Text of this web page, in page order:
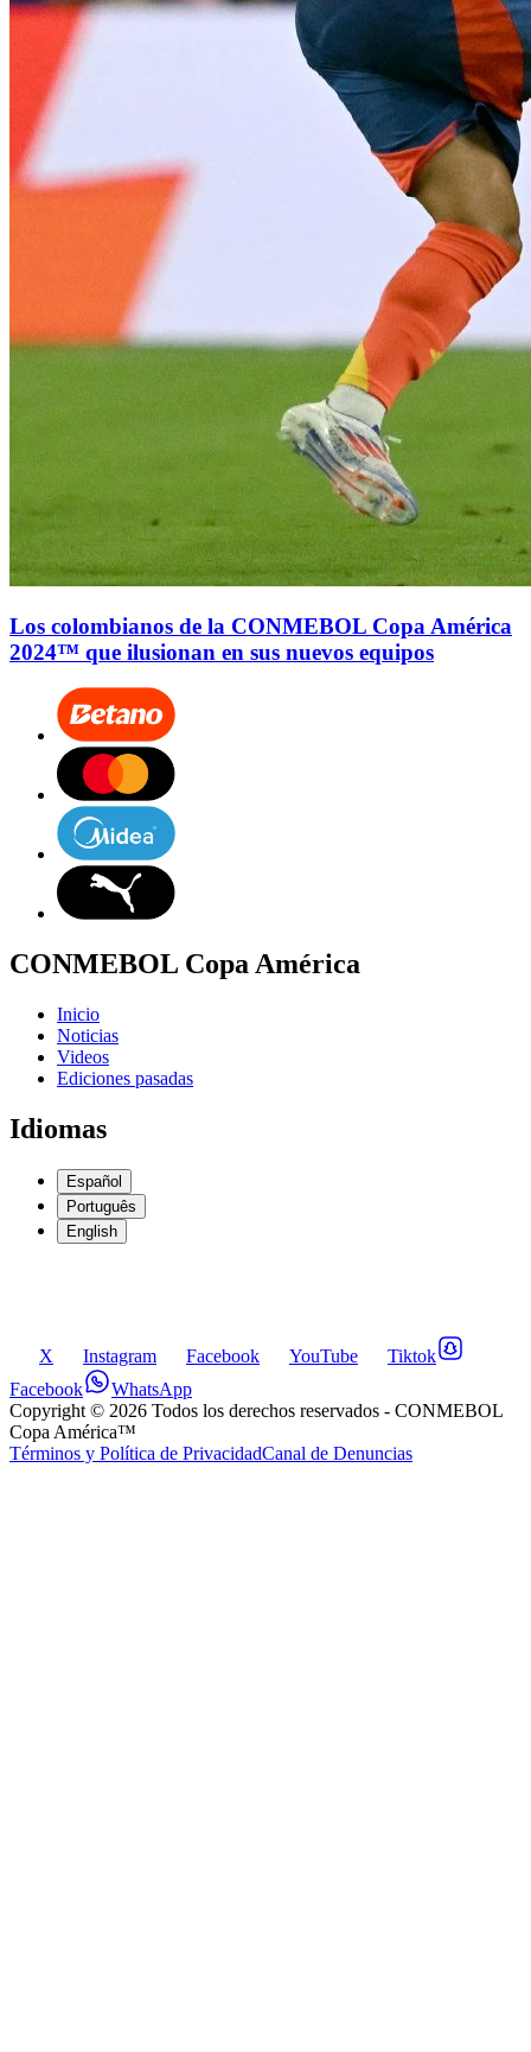
Los colombianos de la CONMEBOL Copa América
2024™ que ilusionan en sus nuevos equipos
CONMEBOL Copa América
Inicio
Noticias
Videos
Ediciones pasadas
Idiomas
Español
Português
English
X Instagram Facebook YouTube
Tiktok
Facebook
WhatsApp
Copyright © 2026 Todos los derechos reservados - CONMEBOL
Copa América™
Términos y Política de PrivacidadCanal de Denuncias